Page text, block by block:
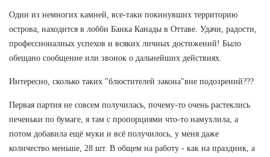
Один из немногих камней, все-таки покинувших территорию
острова, находится в лобби Банка Канады в Оттаве. Удачи, радости,
профессионалных успехов и всяких личных достижений! Было
обещано сообщение или звонок о дальнейших действиях.
Интересно, сколько таких "блюстителей закона"вне подозрений???
Первая партия не совсем получилась, почему-то очень растеклись
печеньки по бумаге, я там с пропорциями что-то намухлила, а
потом добавила ещё муки и всё получилось, у меня даже
количество меньше, 28 шт. В общем на работу - как на праздник, а